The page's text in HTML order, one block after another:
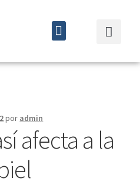
por admin
afecta a la